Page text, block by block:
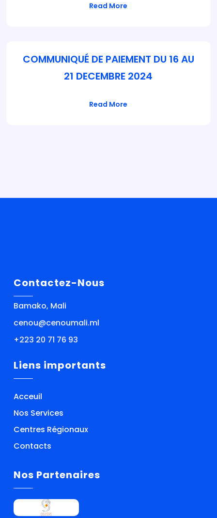
Read More
COMMUNIQUÉ DE PAIEMENT DU 16 AU
21 DECEMBRE 2024
Read More
Contactez-Nous
Bamako, Mali
cenou@cenoumali.ml
+223 20 71 76 93
Liens importants
Acceuil
Nos Services
Centres Régionaux
Contacts
Nos Partenaires